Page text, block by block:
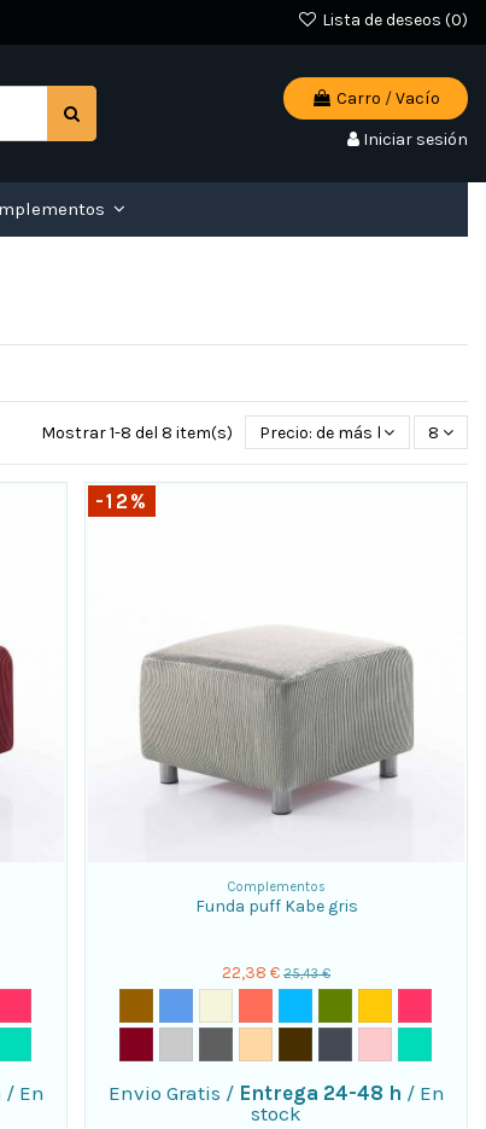
Lista de deseos (0)
Carro /Vacío
Iniciar sesión
Mostrar 1-8 del 8 item(s) Precio: de más bajo a más
8
/ En
-12%
Complementos
Funda puff Kabe gris
22,38 € 25,43 €
Envio Gratis / Entrega 24-48 h / En
stock